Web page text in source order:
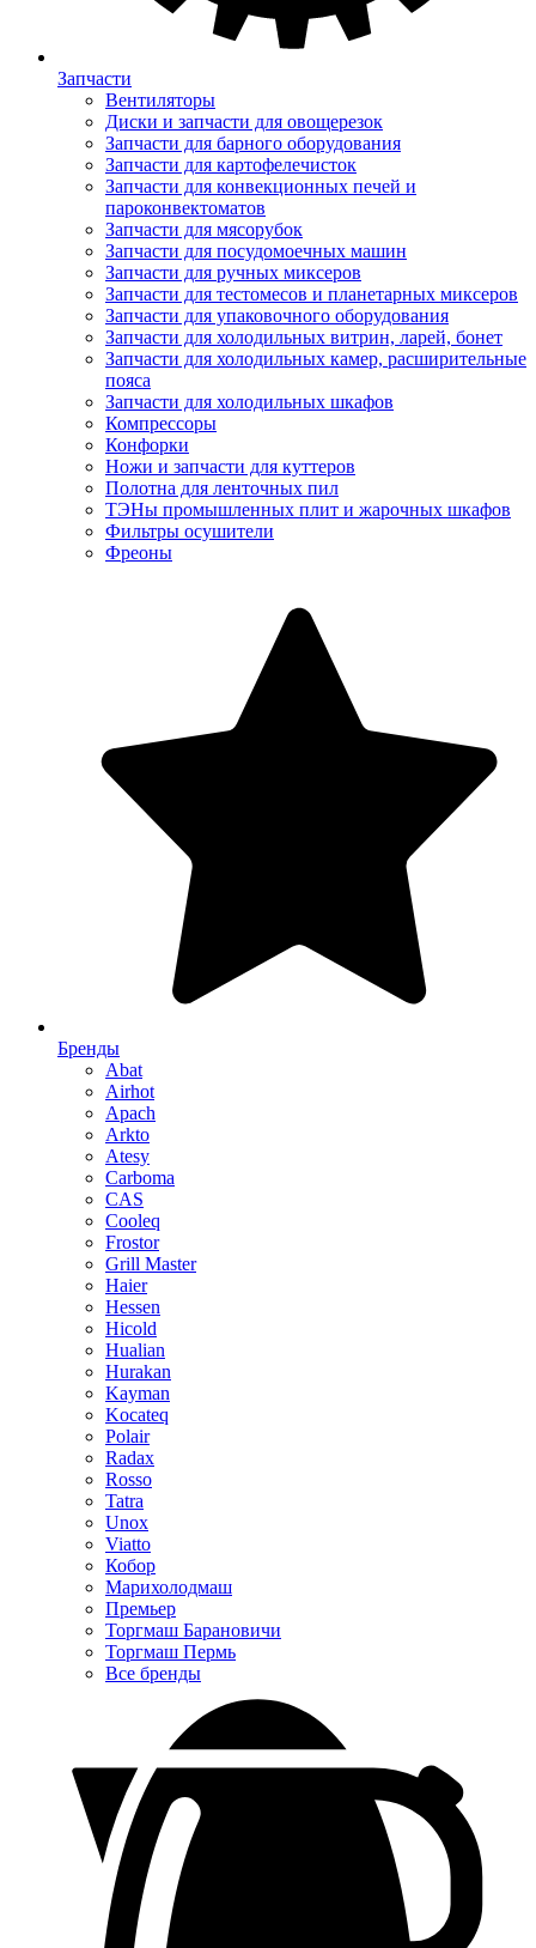
Запчасти
Вентиляторы
Диски и запчасти для овощерезок
Запчасти для барного оборудования
Запчасти для картофелечисток
Запчасти для конвекционных печей и
пароконвектоматов
Запчасти для мясорубок
Запчасти для посудомоечных машин
Запчасти для ручных миксеров
Запчасти для тестомесов и планетарных миксеров
Запчасти для упаковочного оборудования
Запчасти для холодильных витрин, ларей, бонет
Запчасти для холодильных камер, расширительные
пояса
Запчасти для холодильных шкафов
Компрессоры
Конфорки
Ножи и запчасти для куттеров
Полотна для ленточных пил
ТЭНы промышленных плит и жарочных шкафов
Фильтры осушители
Фреоны
Бренды
Abat
Airhot
Apach
Arkto
Atesy
Carboma
CAS
Cooleq
Frostor
Grill Master
Haier
Hessen
Hicold
Hualian
Hurakan
Kayman
Kocateq
Polair
Radax
Rosso
Tatra
Unox
Viatto
Кобор
Марихолодмаш
Премьер
Торгмаш Барановичи
Торгмаш Пермь
Все бренды